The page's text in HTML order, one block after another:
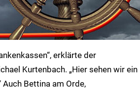
erklärte der
Kurtenbach. „Hier sehen wir ein
Bettina am Orde,